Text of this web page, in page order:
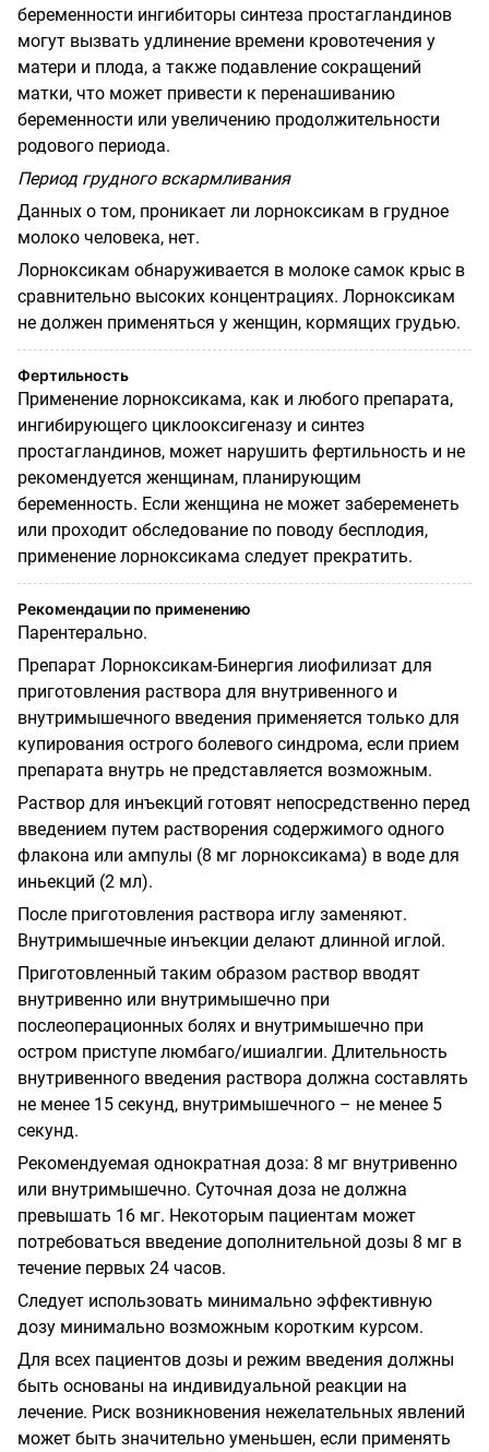
беременности ингибиторы синтеза простагландинов
могут вызвать удлинение времени кровотечения у
матери и плода, а также подавление сокращений
матки, что может привести к перенашиванию
беременности или увеличению продолжительности
родового периода.
Период грудного вскармливания
Данных о том, проникает ли лорноксикам в грудное
молоко человека, нет.
Лорноксикам обнаруживается в молоке самок крыс в
сравнительно высоких концентрациях. Лорноксикам
не должен применяться у женщин, кормящих грудью.
Фертильность
Применение лорноксикама, как и любого препарата,
ингибирующего циклооксигеназу и синтез
простагландинов, может нарушить фертильность и не
рекомендуется женщинам, планирующим
беременность. Если женщина не может забеременеть
или проходит обследование по поводу бесплодия,
применение лорноксикама следует прекратить.
Рекомендации по применению
Парентерально.
Препарат Лорноксикам-Бинергия лиофилизат для
приготовления раствора для внутривенного и
внутримышечного введения применяется только для
купирования острого болевого синдрома, если прием
препарата внутрь не представляется возможным.
Раствор для инъекций готовят непосредственно перед
введением путем растворения содержимого одного
флакона или ампулы (8 мг лорноксикама) в воде для
иньекций (2 мл).
После приготовления раствора иглу заменяют.
Внутримышечные инъекции делают длинной иглой.
Приготовленный таким образом раствор вводят
внутривенно или внутримышечно при
послеоперационных болях и внутримышечно при
остром приступе люмбаго/ишиалгии. Длительность
внутривенного введения раствора должна составлять
не менее 15 секунд, внутримышечного – не менее 5
секунд.
Рекомендуемая однократная доза: 8 мг внутривенно
или внутримышечно. Суточная доза не должна
превышать 16 мг. Некоторым пациентам может
потребоваться введение дополнительной дозы 8 мг в
течение первых 24 часов.
Следует использовать минимально эффективную
дозу минимально возможным коротким курсом.
Для всех пациентов дозы и режим введения должны
быть основаны на индивидуальной реакции на
лечение. Риск возникновения нежелательных явлений
может быть значительно уменьшен, если применять